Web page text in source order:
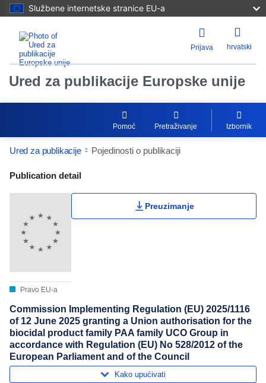
Službene internetske stranice EU-a
Prijava hrvatski
Ured za publikacije Europske unije
Pomoć Pretraživanje Izbornik
Ured za publikacije Pojedinosti o publikaciji
Publication Detail Actions Portlet
Publication detail
Pravo EU-a
Preuzimanje
Commission Implementing Regulation (EU) 2025/1116
of 12 June 2025 granting a Union authorisation for the
biocidal product family PAA family UCO Group in
accordance with Regulation (EU) No 528/2012 of the
European Parliament and of the Council
Kako upućivati